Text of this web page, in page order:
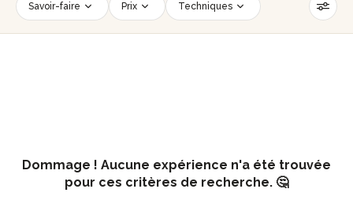
Savoir-faire Prix Techniques
Date Créneau horaire
Dommage ! Aucune expérience n'a été trouvée
pour ces critères de recherche. 🤔